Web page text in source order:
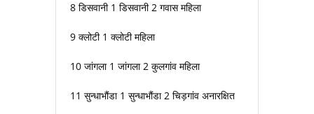
8 डिसवानी 1 डिसवानी 2 गवास महिला
9 क्लोटी 1 क्लोटी महिला
10 जांगला 1 जांगला 2 कुलगांव महिला
11 सुन्धाभौंडा 1 सुन्धाभौंडा 2 चिड़गांव अनारक्षित